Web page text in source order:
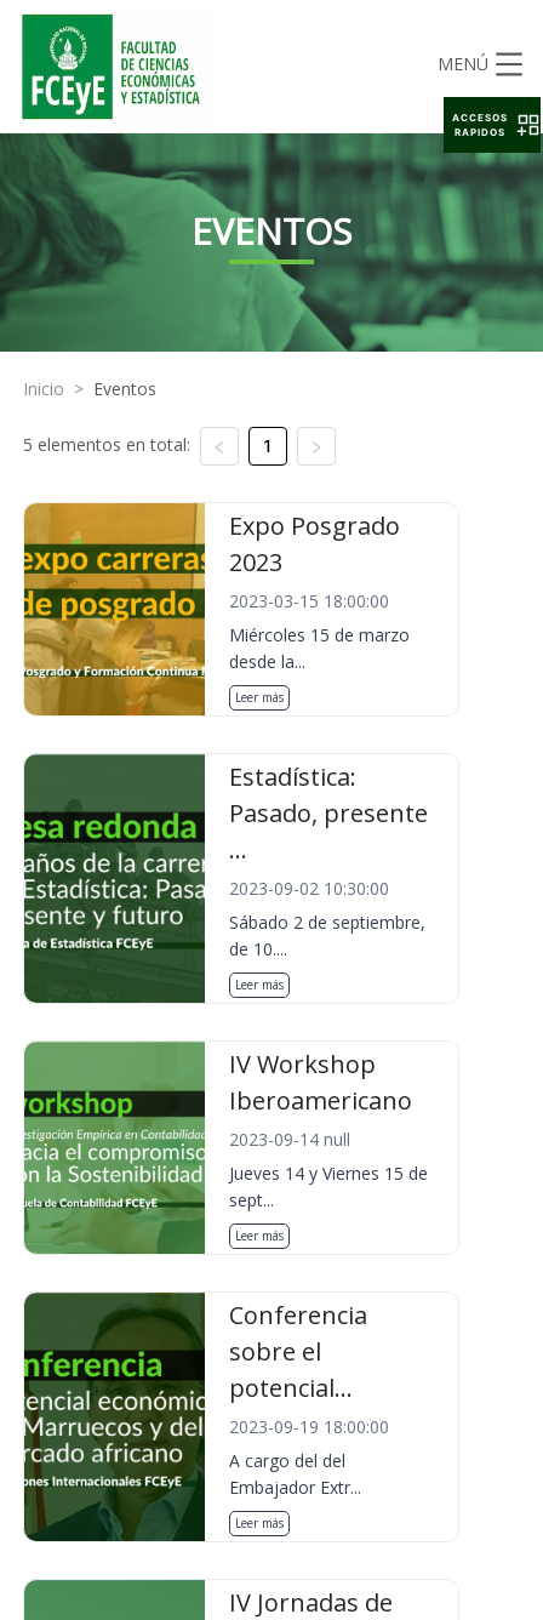
MENÚ
EVENTOS
Inicio > Eventos
5 elementos en total: 1
Expo Posgrado
2023
2023-03-15 18:00:00
Miércoles 15 de marzo
desde la...
Leer más
Estadística:
Pasado, presente
...
2023-09-02 10:30:00
Sábado 2 de septiembre,
de 10....
Leer más
IV Workshop
Iberoamericano
2023-09-14 null
Jueves 14 y Viernes 15 de
sept...
Leer más
Conferencia
sobre el
potencial...
2023-09-19 18:00:00
A cargo del del
Embajador Extr...
Leer más
IV Jornadas de
ACCESOS
RAPIDOS